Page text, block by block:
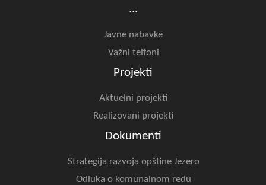
...
Javne nabavke
Važni telfoni
Projekti
Aktuelni projekti
Realizovani projekti
Dokumenti
Strategija razvoja opštine Jezero
Odluka o komunalnom redu